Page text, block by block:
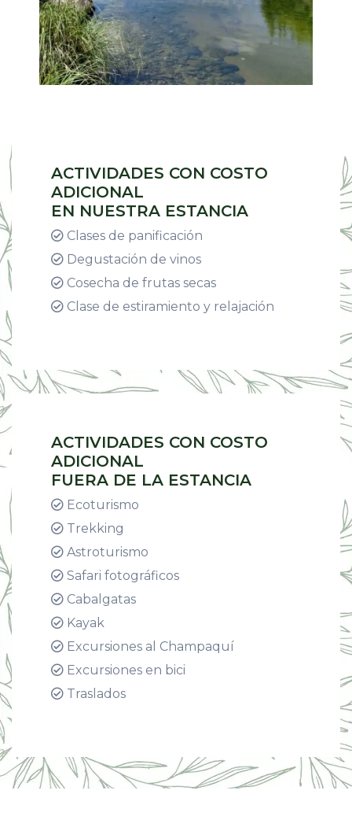
ACTIVIDADES CON COSTO
ADICIONAL
EN NUESTRA ESTANCIA
Clases de panificación
Degustación de vinos
Cosecha de frutas secas
Clase de estiramiento y relajación
ACTIVIDADES CON COSTO
ADICIONAL
FUERA DE LA ESTANCIA
Ecoturismo
Trekking
Astroturismo
Safari fotográficos
Cabalgatas
Kayak
Excursiones al Champaquí
Excursiones en bici
Traslados